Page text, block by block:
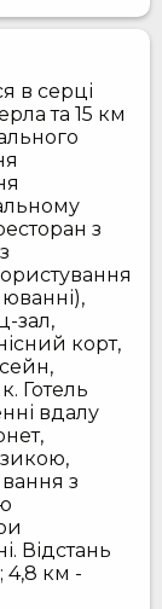
в серці
та 15 км
з
зал,
корт,
Готель
вдалу
з
Відстань
4,8 км -